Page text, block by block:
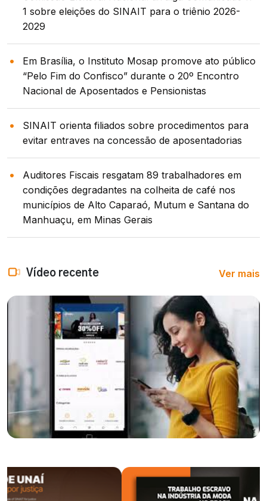
1 sobre eleições do SINAIT para o triênio 2026-
2029
Em Brasília, o Instituto Mosap promove ato público
“Pelo Fim do Confisco” durante o 20º Encontro
Nacional de Aposentados e Pensionistas
SINAIT orienta filiados sobre procedimentos para
evitar entraves na concessão de aposentadorias
Auditores Fiscais resgatam 89 trabalhadores em
condições degradantes na colheita de café nos
municípios de Alto Caparaó, Mutum e Santana do
Manhuaçu, em Minas Gerais
Vídeo recente Ver mais